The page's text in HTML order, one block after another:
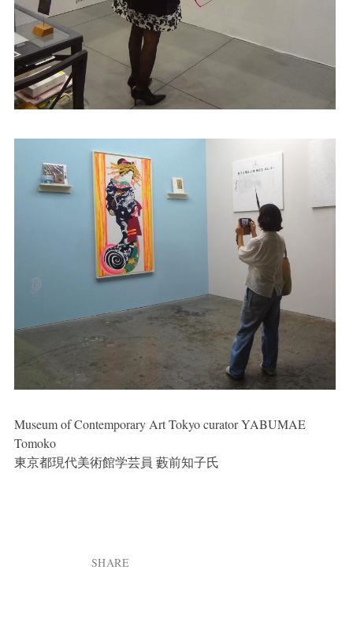
Museum of Contemporary Art Tokyo curator YABUMAE
Tomoko
東京都現代美術館学芸員 藪前知子氏
SHARE